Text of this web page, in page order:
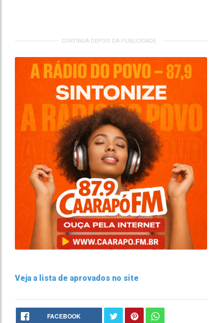
CONTINUA DEPOIS DA PUBLICIDADE
Veja a lista de aprovados no site
FACEBOOK